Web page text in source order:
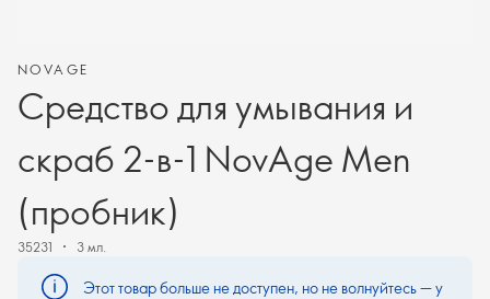
NOVAGE
Средство для умывания и
скраб 2-в-1 NovAge Men
(пробник)
35231 3 мл.
Этот товар больше не доступен, но не волнуйтесь — у